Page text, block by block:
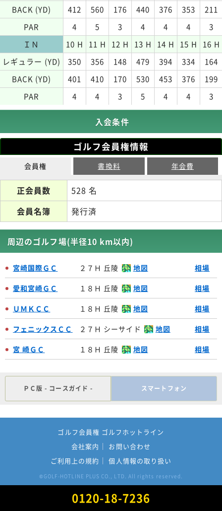
BACK (YD)
412 560 176 440 376 353
211
PAR
4 5 3 4 4 4
3
ＩＮ
10 H 11 H 12 H 13 H 14 H 15 H
16 H
レギュラー (YD)
350 356 148 479 394 334
164
BACK (YD)
401 410 170 530 453 376
199
PAR
4 4 3 5 4 4 3
入会条件
ゴルフ会員権情報
会員権 書換料 年会費
正会員数
528 名
会員名簿
発行済
周辺のゴルフ場(半径10 km以内)
宮崎国際ＧＣ ２７Ｈ 丘陵 地図 相場
愛和宮崎ＧＣ １８Ｈ 丘陵 地図 相場
ＵＭＫＣＣ １８Ｈ 丘陵 地図 相場
フェニックスＣＣ ２７Ｈ シーサイド 地図 相場
宮 崎ＧＣ １８Ｈ 丘陵 地図 相場
ＰＣ版 - コースガイド - スマートフォン
ゴルフ会員権 ゴルフホットライン
会社案内
お問い合わせ
ご利用上の規約
個人情報の取り扱い
© GOLF-HOTLINE PLUS CO., LTD. All rights reserved.
0120-18-7236